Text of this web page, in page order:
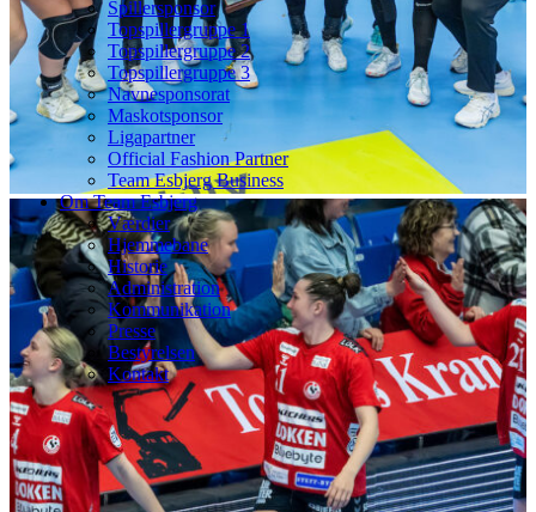
Spillersponsor
Topspillergruppe 1
Topspillergruppe 2
Topspillergruppe 3
Navnesponsorat
Maskotsponsor
Ligapartner
Official Fashion Partner
Team Esbjerg Business
Om Team Esbjerg
Værdier
Hjemmebane
Historie
Administration
Kommunikation
Presse
Bestyrelsen
Kontakt